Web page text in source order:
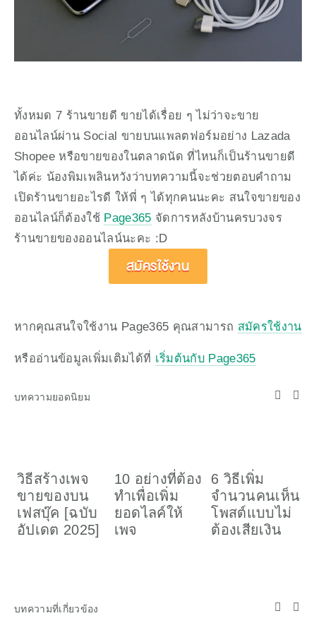
ทั้งหมด 7 ร้านขายดี ขายได้เรื่อย ๆ ไม่ว่าจะขาย
ออนไลน์ผ่าน Social ขายบนแพลตฟอร์มอย่าง Lazada
Shopee หรือขายของในตลาดนัด ที่ไหนก็เป็นร้านขายดี
ได้ค่ะ น้องพิมเพลินหวังว่าบทความนี้จะช่วยตอบคำถาม
เปิดร้านขายอะไรดี ให้พี่ ๆ ได้ทุกคนนะคะ สนใจขายของ
ออนไลน์ก็ต้องใช้ Page365 จัดการหลังบ้านครบวงจร
ร้านขายของออนไลน์นะคะ :D
สมัครใช้งาน
หากคุณสนใจใช้งาน Page365 คุณสามารถ สมัครใช้งาน
หรืออ่านข้อมูลเพิ่มเติมได้ที่ เริ่มต้นกับ Page365
บทความยอดนิยม
วิธีสร้างเพจ
ขายของบน
เฟสบุ๊ค [ฉบับ
อัปเดต 2025]
10 อย่างที่ต้อง
ทำเพื่อเพิ่ม
ยอดไลค์ให้
เพจ
6 วิธีเพิ่ม
จำนวนคนเห็น
โพสต์แบบไม่
ต้องเสียเงิน
บทความที่เกี่ยวข้อง